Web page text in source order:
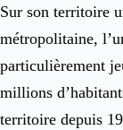
Sur son territoire
métropolitaine,
particulièrement
millions
territoire depuis